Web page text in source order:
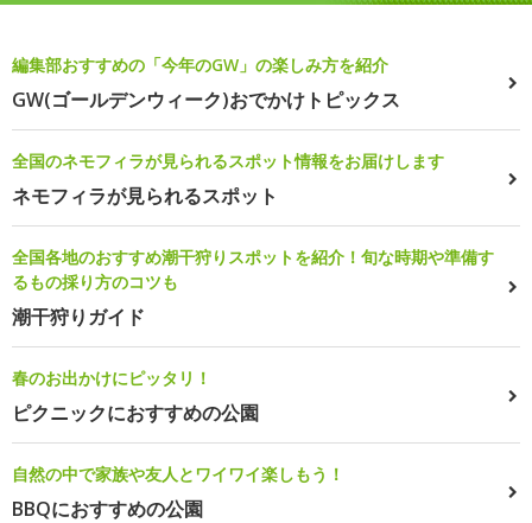
編集部おすすめの「今年のGW」の楽しみ方を紹介
GW(ゴールデンウィーク)おでかけトピックス
全国のネモフィラが見られるスポット情報をお届けします
ネモフィラが見られるスポット
全国各地のおすすめ潮干狩りスポットを紹介！旬な時期や準備す
るもの採り方のコツも
潮干狩りガイド
春のお出かけにピッタリ！
ピクニックにおすすめの公園
自然の中で家族や友人とワイワイ楽しもう！
BBQにおすすめの公園